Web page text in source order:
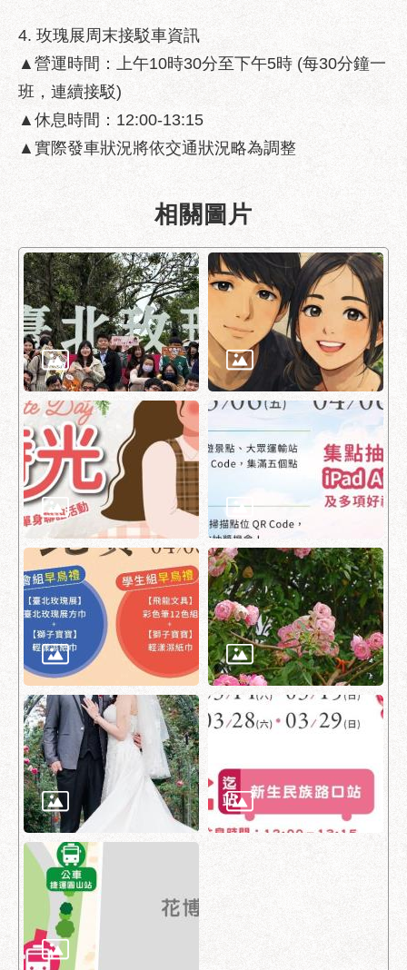
話
4. 玫瑰展周末接駁車資訊
▲營運時間：上午10時30分至下午5時 (每30分鐘一
班，連續接駁)
▲休息時間：12:00-13:15
▲實際發車狀況將依交通狀況略為調整
相關圖片